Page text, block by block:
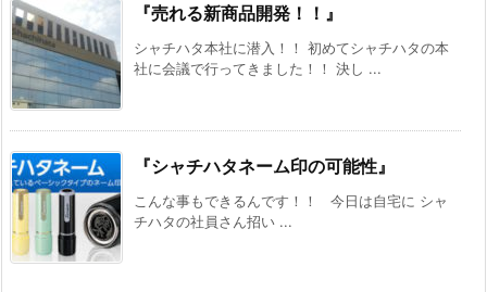
『売れる新商品開発！！』
シャチハタ本社に潜入！！ 初めてシャチハタの本
社に会議で行ってきました！！ 決し ...
『シャチハタネーム印の可能性』
こんな事もできるんです！！ 今日は自宅に シャ
チハタの社員さん招い ...